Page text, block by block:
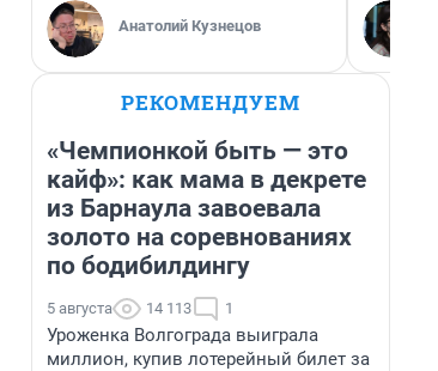
Анатолий Кузнецов
РЕКОМЕНДУЕМ
«Чемпионкой быть — это
кайф»: как мама в декрете
из Барнаула завоевала
золото на соревнованиях
по бодибилдингу
5 августа 14 113 1
Уроженка Волгограда выиграла
миллион, купив лотерейный билет за